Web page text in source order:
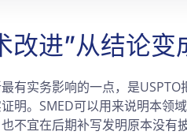
改进”从结论变
有实务影响的一点，是
明。SMED可以用来说明本领
不宜在后期补写发明原本没有